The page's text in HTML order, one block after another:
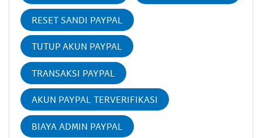
RESET SANDI PAYPAL
TUTUP AKUN PAYPAL
TRANSAKSI PAYPAL
AKUN PAYPAL TERVERIFIKASI
BIAYA ADMIN PAYPAL